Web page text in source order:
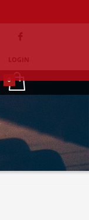
LOGIN